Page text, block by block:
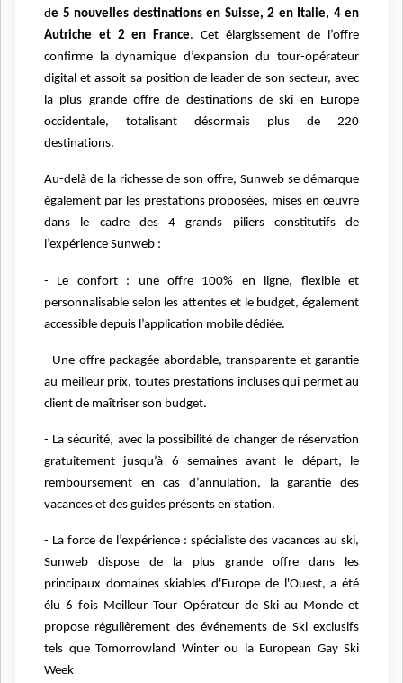
de 5 nouvelles destinations en Suisse, 2 en Italie, 4 en
Autriche et 2 en France. Cet élargissement de l’offre
confirme la dynamique d’expansion du tour-opérateur
digital et assoit sa position de leader de son secteur, avec
la plus grande offre de destinations de ski en Europe
occidentale, totalisant désormais plus de 220
destinations.
Au-delà de la richesse de son offre, Sunweb se démarque
également par les prestations proposées, mises en œuvre
dans le cadre des 4 grands piliers constitutifs de
l’expérience Sunweb :
- Le confort : une offre 100% en ligne, flexible et
personnalisable selon les attentes et le budget, également
accessible depuis l’application mobile dédiée.
- Une offre packagée abordable, transparente et garantie
au meilleur prix, toutes prestations incluses qui permet au
client de maîtriser son budget.
- La sécurité, avec la possibilité de changer de réservation
gratuitement jusqu’à 6 semaines avant le départ, le
remboursement en cas d’annulation, la garantie des
vacances et des guides présents en station.
- La force de l’expérience : spécialiste des vacances au ski,
Sunweb dispose de la plus grande offre dans les
principaux domaines skiables d'Europe de l'Ouest, a été
élu 6 fois Meilleur Tour Opérateur de Ski au Monde et
propose régulièrement des événements de Ski exclusifs
tels que Tomorrowland Winter ou la European Gay Ski
Week